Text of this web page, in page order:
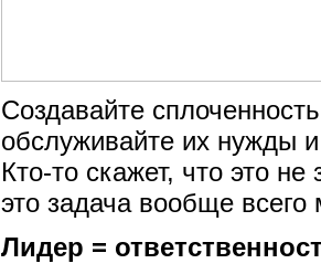
Создавайте
обслуживайте их нужды
Кто-то скажет, что это
это задача вообще
Лидер =